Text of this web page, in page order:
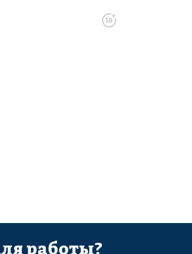
работы?